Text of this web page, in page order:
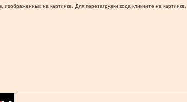
изображенных на картинке. Для перезагрузки кода кликните на картинке.